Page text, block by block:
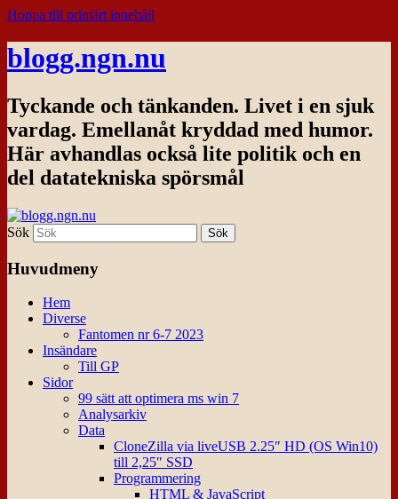
Hoppa till primärt innehåll
blogg.ngn.nu
Tyckande och tänkanden. Livet i en sjuk
vardag. Emellanåt kryddad med humor.
Här avhandlas också lite politik och en
del datatekniska spörsmål
Sök
Huvudmeny
Hem
Diverse
Fantomen nr 6-7 2023
Insändare
Till GP
Sidor
99 sätt att optimera ms win 7
Analysarkiv
Data
CloneZilla via liveUSB 2.25″ HD (OS Win10)
till 2,25″ SSD
Programmering
HTML & JavaScript